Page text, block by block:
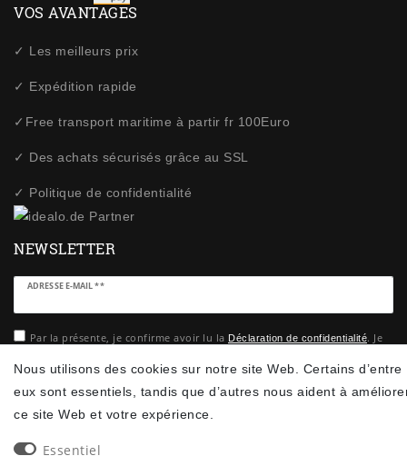
VOS AVANTAGES
✓ Les meilleurs prix
✓ Expédition rapide
✓Free transport maritime à partir fr 100Euro
✓ Des achats sécurisés grâce au SSL
✓ Politique de confidentialité
NEWSLETTER
ADRESSE E-MAIL **
Ceres::Template.newsletterHoneypotLabel
Par la présente, je confirme avoir lu la Déclaration de confidentialité. Je
S’abonner
Nous utilisons des cookies sur notre site Web. Certains d’entre
eux sont essentiels, tandis que d’autres nous aident à
ce site Web et votre expérience.
Essentiel